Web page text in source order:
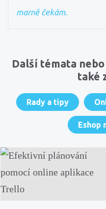
marně čekám.
Další témata
také
Rady a tipy
Eshop